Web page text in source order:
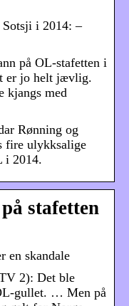
i 2014: –
på OL-stafetten i
er jo helt jævlig.
kjangs med
Rønning og
fire ulykksalige
i 2014.
stafetten
en skandale
2): Det ble
gullet. … Men på